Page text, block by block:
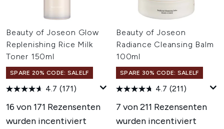
Beauty of Joseon Glow
Replenishing Rice Milk
Toner 150ml
SPARE 20% CODE: SALELF
4.7 (171)
16 von 171 Rezensenten
wurden incentiviert
Beauty of Joseon
Radiance Cleansing Balm
100ml
SPARE 30% CODE: SALELF
4.7 (211)
7 von 211 Rezensenten
wurden incentiviert